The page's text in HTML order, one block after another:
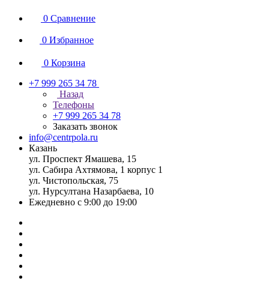
0 Сравнение
0 Избранное
0 Корзина
+7 999 265 34 78
Назад
Телефоны
+7 999 265 34 78
Заказать звонок
info@centrpola.ru
Казань
ул. Проспект Ямашева, 15
ул. Сабира Ахтямова, 1 корпус 1
ул. Чистопольская, 75
ул. Нурсултана Назарбаева, 10
Ежедневно с 9:00 до 19:00